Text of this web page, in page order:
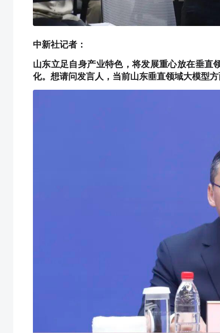
中新社记者：
山东立足自身产业特色，将发展重心放在垂直
化。想请问发言人，当前山东垂直领域大模型